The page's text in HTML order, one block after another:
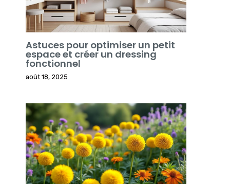
Astuces pour optimiser un petit
espace et créer un dressing
fonctionnel
août 18, 2025